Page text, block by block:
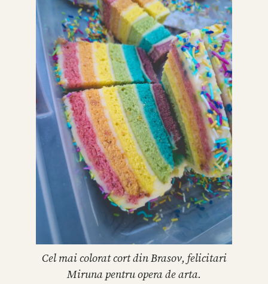
Cel mai colorat cort din Brasov, felicitari
Miruna pentru opera de arta.